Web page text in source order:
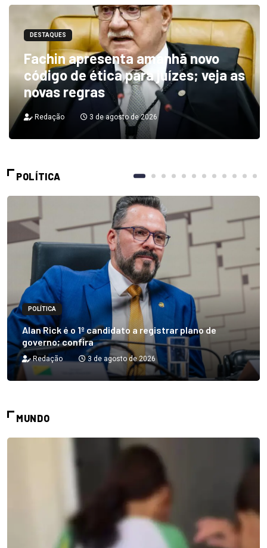
DESTAQUES
Fachin apresenta amanhã novo
código de ética para juízes; veja as
novas regras
Redação 3 de agosto de 2026
POLÍTICA
POLÍTICA
Alan Rick é o 1º candidato a registrar plano de
governo; confira
Redação 3 de agosto de 2026
MUNDO